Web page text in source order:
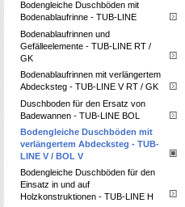
Bodengleiche Duschböden mit
Bodenablaufrinne - TUB-LINE
Bodenablaufrinnen und
Gefälleelemente - TUB-LINE RT /
GK
Bodenablaufrinnen mit verlängertem
Abdecksteg - TUB-LINE V RT / GK
Duschboden für den Ersatz von
Badewannen - TUB-LINE BOL
Bodengleiche Duschböden mit
verlängertem Abdecksteg - TUB-
LINE V / BOL V
Bodengleiche Duschböden für den
Einsatz in und auf
Holzkonstruktionen - TUB-LINE H